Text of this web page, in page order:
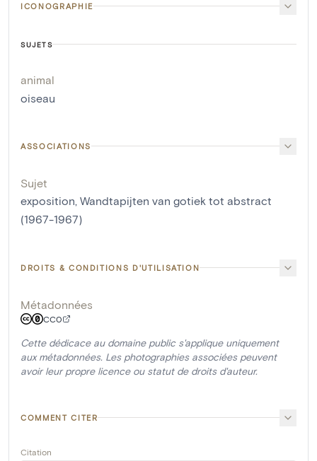
ICONOGRAPHIE
SUJETS
animal
oiseau
ASSOCIATIONS
Sujet
exposition, Wandtapijten van gotiek tot abstract
(1967-1967)
DROITS & CONDITIONS D'UTILISATION
Métadonnées
CC0
Cette dédicace au domaine public s'applique uniquement
aux métadonnées. Les photographies associées peuvent
avoir leur propre licence ou statut de droits d'auteur.
COMMENT CITER
Citation